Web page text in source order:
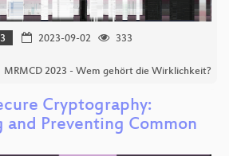
2023-09-02
333
MRMCD 2023 - Wem gehört die Wirklichkeit?
Cryptography:
and Preventing Common